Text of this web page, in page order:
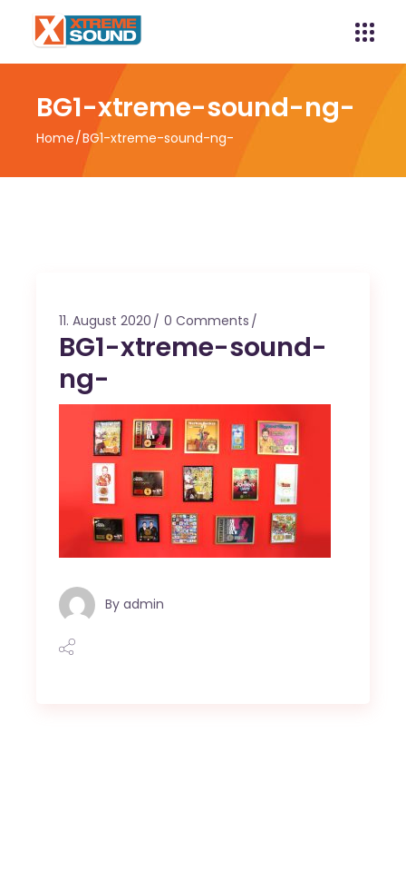
BG1-xtreme-sound-ng-
Home BG1-xtreme-sound-ng-
11. August 2020 0 Comments
BG1-xtreme-sound-
ng-
By admin